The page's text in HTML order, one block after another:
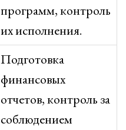
программ, контроль
их исполнения.
Подготовка
финансовых
отчетов, контроль за
соблюдением